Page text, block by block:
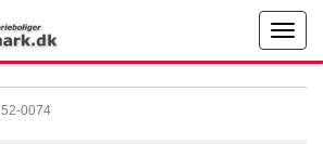
0074